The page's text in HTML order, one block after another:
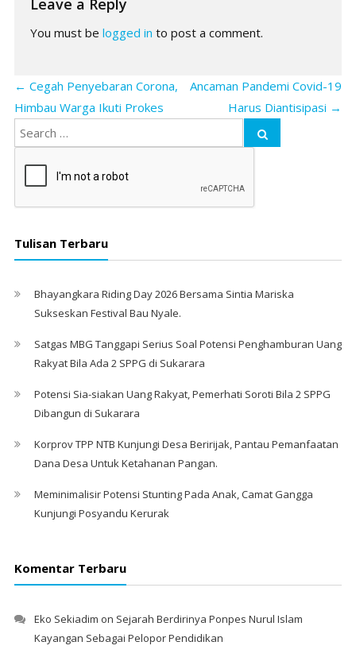
Leave a Reply
You must be logged in to post a comment.
← Cegah Penyebaran Corona,
Himbau Warga Ikuti Prokes
Ancaman Pandemi Covid-19
Harus Diantisipasi →
Tulisan Terbaru
Bhayangkara Riding Day 2026 Bersama Sintia Mariska
Sukseskan Festival Bau Nyale. ‎
Satgas MBG Tanggapi Serius Soal Potensi Penghamburan Uang
Rakyat Bila Ada 2 SPPG di Sukarara
Potensi Sia-siakan Uang Rakyat, Pemerhati Soroti Bila 2 SPPG
Dibangun di Sukarara
Korprov TPP NTB Kunjungi Desa Beririjak, Pantau Pemanfaatan
Dana Desa Untuk Ketahanan Pangan.
Meminimalisir Potensi Stunting Pada Anak, Camat Gangga
Kunjungi Posyandu Kerurak
Komentar Terbaru
Eko Sekiadim on Sejarah Berdirinya Ponpes Nurul Islam
Kayangan Sebagai Pelopor Pendidikan